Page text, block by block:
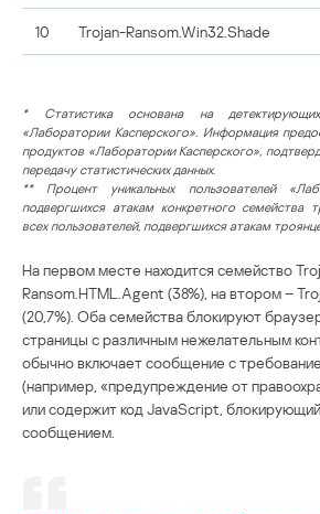
10 Trojan-Ransom.Win32.Shade
* Статистика основана на
«Лаборатории Касперского». Информация
продуктов «Лаборатории Касперского»,
передачу статистических данных.
** Процент уникальных пользователей
подвергшихся атакам конкретного семейства
всех пользователей, подвергшихся атакам
На первом месте находится семейство
Ransom.HTML.Agent (38%), на втором –
(20,7%). Оба семейства блокируют
страницы с различным нежелательным
обычно включает сообщение с
(например, «предупреждение от
или содержит код JavaScript,
сообщением.